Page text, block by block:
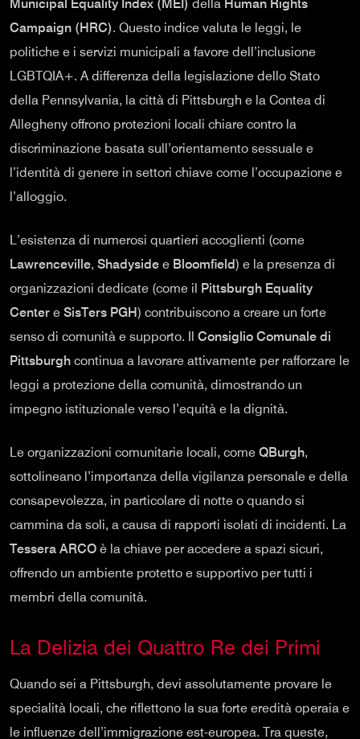
Municipal Equality Index (MEI) della Human Rights
Campaign (HRC). Questo indice valuta le leggi, le
politiche e i servizi municipali a favore dell’inclusione
LGBTQIA+. A differenza della legislazione dello Stato
della Pennsylvania, la città di Pittsburgh e la Contea di
Allegheny offrono protezioni locali chiare contro la
discriminazione basata sull’orientamento sessuale e
l’identità di genere in settori chiave come l’occupazione e
l’alloggio.
L’esistenza di numerosi quartieri accoglienti (come
Lawrenceville, Shadyside e Bloomfield) e la presenza di
organizzazioni dedicate (come il Pittsburgh Equality
Center e SisTers PGH) contribuiscono a creare un forte
senso di comunità e supporto. Il Consiglio Comunale di
Pittsburgh continua a lavorare attivamente per rafforzare le
leggi a protezione della comunità, dimostrando un
impegno istituzionale verso l’equità e la dignità.
Le organizzazioni comunitarie locali, come QBurgh,
sottolineano l’importanza della vigilanza personale e della
consapevolezza, in particolare di notte o quando si
cammina da soli, a causa di rapporti isolati di incidenti. La
Tessera ARCO è la chiave per accedere a spazi sicuri,
offrendo un ambiente protetto e supportivo per tutti i
membri della comunità.
La Delizia dei Quattro Re dei Primi
Quando sei a Pittsburgh, devi assolutamente provare le
specialità locali, che riflettono la sua forte eredità operaia e
le influenze dell’immigrazione est-europea. Tra queste,